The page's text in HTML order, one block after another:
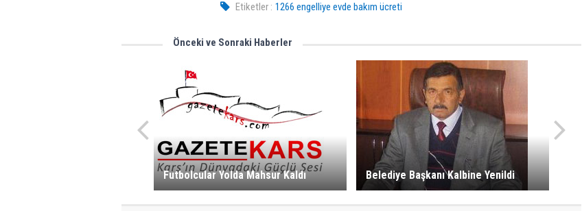
Etiketler : 1266 engelliye evde bakım ücreti
Önceki ve Sonraki Haberler
Futbolcular Yolda Mahsur Kaldı Belediye Başkanı Kalbine Yenildi